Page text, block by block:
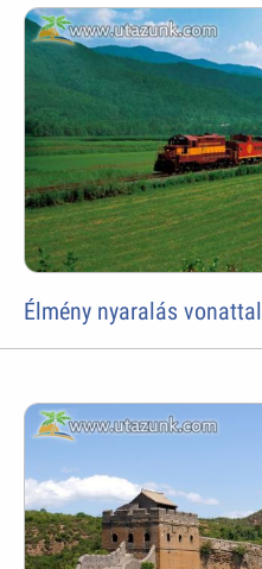
Élmény nyaralás vonattal